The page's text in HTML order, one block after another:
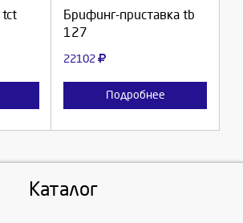
tct
Брифинг-приставка tb
127
22102
Подробнее
Каталог